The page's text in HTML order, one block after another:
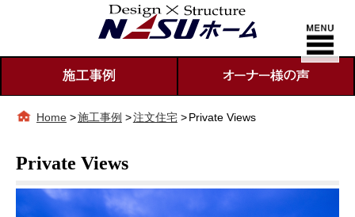
Home >施工事例 >注文住宅>Private Views
Private Views